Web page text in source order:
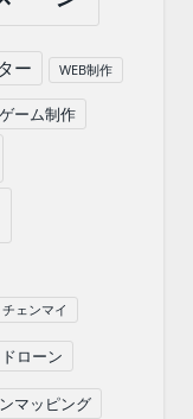
ー WEB制作
ゲーム制作
チェンマイ
ドローン
マッピング